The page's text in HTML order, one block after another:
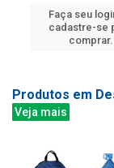
Faça seu
cadastre-se
comprar.
Produtos em
Veja mais